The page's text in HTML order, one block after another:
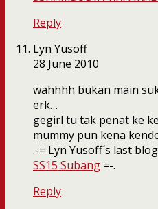
Reply
Lyn Yusoff
28 June 2010
wahhhh bukan main
erk…
gegirl tu tak penat ke
mummy pun kena
.-= Lyn Yusoff´s last blog
SS15 Subang =-.
Reply